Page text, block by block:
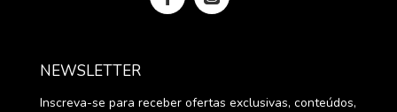
NEWSLETTER
Inscreva-se para receber ofertas exclusivas, conteúdos,